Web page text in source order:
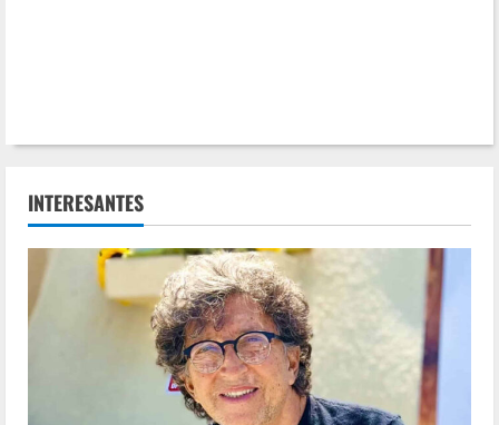
INTERESANTES